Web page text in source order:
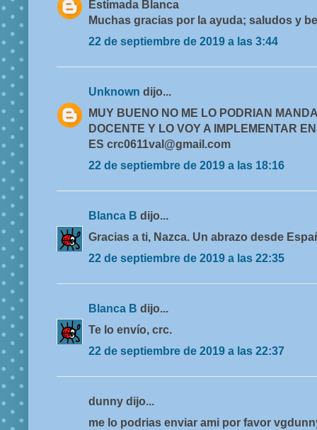
Estimada Blanca
Muchas gracias por la ayuda; saludos y
22 de septiembre de 2019 a las 3:44
Unknown dijo...
MUY BUENO NO ME LO PODRIAN
DOCENTE Y LO VOY A IMPLEMENTAR
ES crc0611val@gmail.com
22 de septiembre de 2019 a las 18:16
Blanca B dijo...
Gracias a ti, Nazca. Un abrazo desde
22 de septiembre de 2019 a las 22:35
Blanca B dijo...
Te lo envío, crc.
22 de septiembre de 2019 a las 22:37
dunny dijo...
me lo podrias enviar ami por favor